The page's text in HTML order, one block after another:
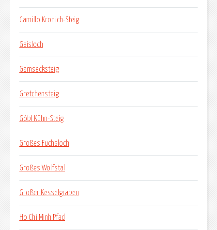
Camillo Kronich-Steig
Gaisloch
Gamsecksteig
Gretchensteig
Göbl Kühn-Steig
Großes Fuchsloch
Großes Wolfstal
Großer Kesselgraben
Ho Chi Minh Pfad